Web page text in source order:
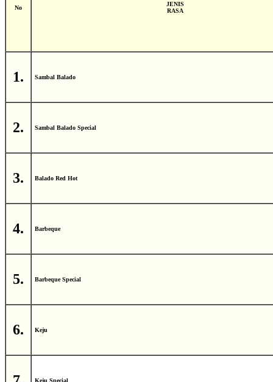
No
JENIS
RASA
1. Sambal Balado
2. Sambal Balado Special
3. Balado Red Hot
4. Barbeque
5. Barbeque Special
6. Keju